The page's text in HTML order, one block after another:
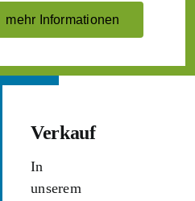
mehr Informationen
Verkauf
In
unserem